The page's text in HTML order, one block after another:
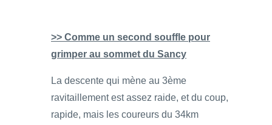
>> Comme un second souffle pour
grimper au sommet du Sancy
La descente qui mène au 3ème
ravitaillement est assez raide, et du coup,
rapide, mais les coureurs du 34km